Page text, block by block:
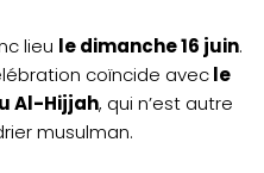
lieu le dimanche 16 juin.
coïncide avecle
Al-Hijjah, qui n’est autre
musulman.